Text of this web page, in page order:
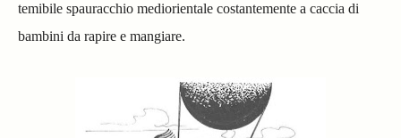
temibile spauracchio mediorientale costantemente a caccia di
bambini da rapire e mangiare.